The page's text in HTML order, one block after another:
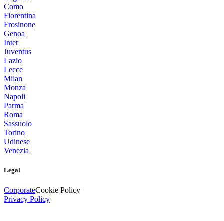
Como
Fiorentina
Frosinone
Genoa
Inter
Juventus
Lazio
Lecce
Milan
Monza
Napoli
Parma
Roma
Sassuolo
Torino
Udinese
Venezia
Legal
CorporateCookie Policy
Privacy Policy